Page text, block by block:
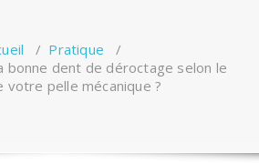
/ Pratique /
bonne dent de déroctage selon le
votre pelle mécanique ?